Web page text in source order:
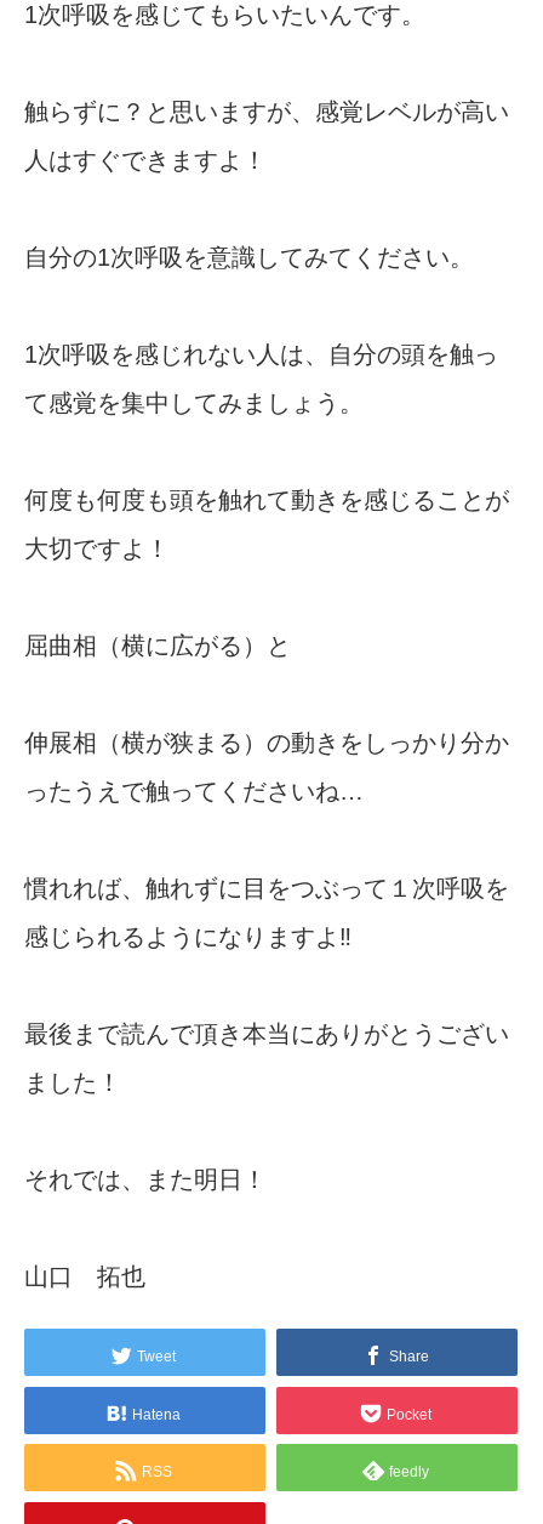
1次呼吸を感じてもらいたいんです。
触らずに？と思いますが、感覚レベルが高い
人はすぐできますよ！
自分の1次呼吸を意識してみてください。
1次呼吸を感じれない人は、自分の頭を触っ
て感覚を集中してみましょう。
何度も何度も頭を触れて動きを感じることが
大切ですよ！
屈曲相（横に広がる）と
伸展相（横が狭まる）の動きをしっかり分か
ったうえで触ってくださいね…
慣れれば、触れずに目をつぶって１次呼吸を
感じられるようになりますよ‼︎
最後まで読んで頂き本当にありがとうござい
ました！
それでは、また明日！
山口 拓也
Tweet Share
Hatena Pocket
RSS feedly